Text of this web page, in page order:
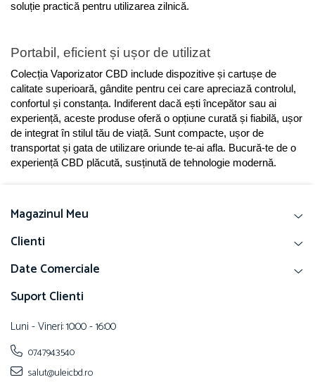
soluție practică pentru utilizarea zilnică.
Portabil, eficient și ușor de utilizat
Colecția Vaporizator CBD include dispozitive și cartușe de
calitate superioară, gândite pentru cei care apreciază controlul,
confortul și constanța. Indiferent dacă ești începător sau ai
experiență, aceste produse oferă o opțiune curată și fiabilă, ușor
de integrat în stilul tău de viață. Sunt compacte, ușor de
transportat și gata de utilizare oriunde te-ai afla. Bucură-te de o
experiență CBD plăcută, susținută de tehnologie modernă.
Magazinul Meu
Clienti
Date Comerciale
Suport Clienti
Luni - Vineri: 10:00 - 16:00
0747943540
salut@uleicbd.ro